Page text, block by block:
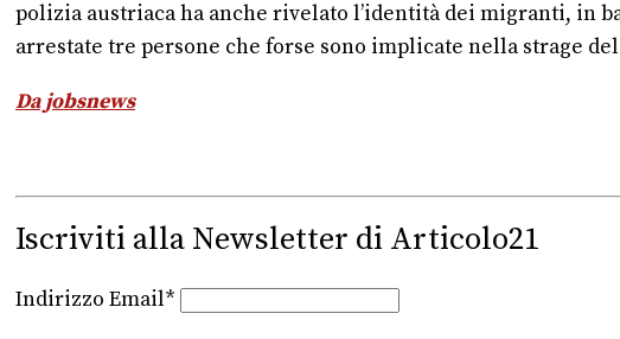
polizia austriaca ha anche rivelato l’identità dei migranti, in
arrestate tre persone che forse sono implicate nella strage
Da jobsnews
Iscriviti alla Newsletter di Articolo21
Indirizzo Email*